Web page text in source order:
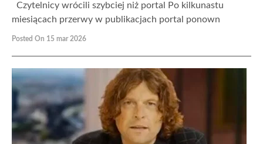
Czytelnicy wrócili szybciej niż portal Po kilkunastu
miesiącach przerwy w publikacjach portal ponown
Posted On 15 mar 2026